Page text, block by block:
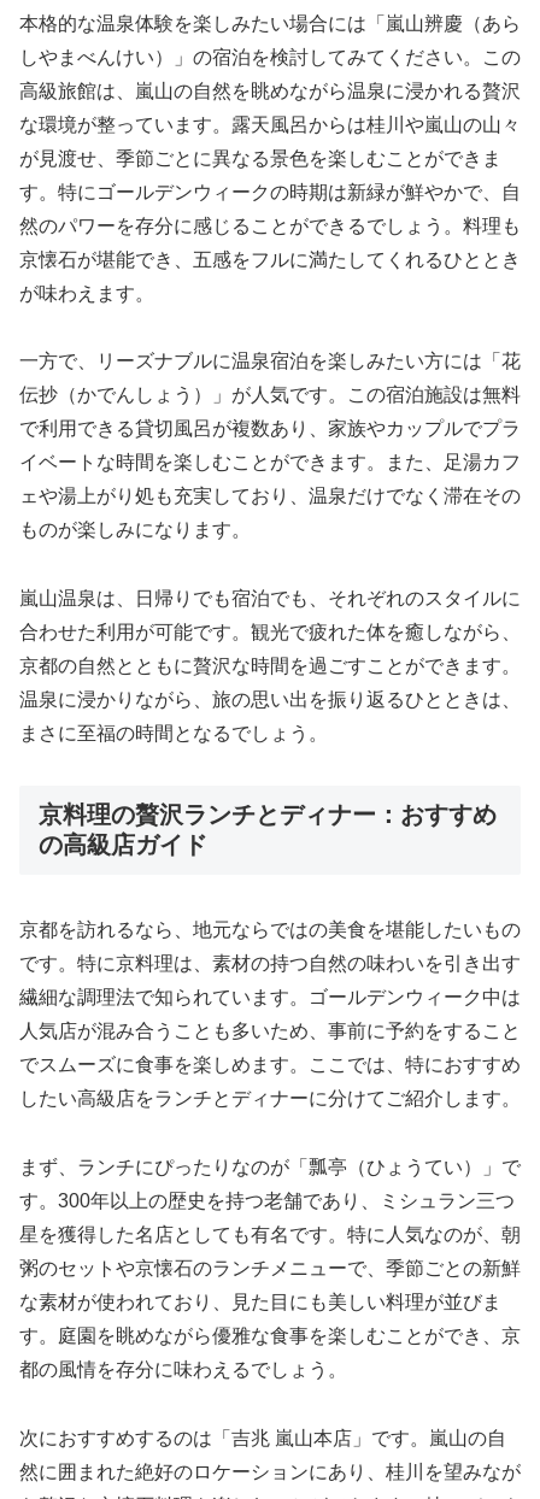
本格的な温泉体験を楽しみたい場合には「嵐山辨慶（あら
しやまべんけい）」の宿泊を検討してみてください。この
高級旅館は、嵐山の自然を眺めながら温泉に浸かれる贅沢
な環境が整っています。露天風呂からは桂川や嵐山の山々
が見渡せ、季節ごとに異なる景色を楽しむことができま
す。特にゴールデンウィークの時期は新緑が鮮やかで、自
然のパワーを存分に感じることができるでしょう。料理も
京懐石が堪能でき、五感をフルに満たしてくれるひととき
が味わえます。
一方で、リーズナブルに温泉宿泊を楽しみたい方には「花
伝抄（かでんしょう）」が人気です。この宿泊施設は無料
で利用できる貸切風呂が複数あり、家族やカップルでプラ
イベートな時間を楽しむことができます。また、足湯カフ
ェや湯上がり処も充実しており、温泉だけでなく滞在その
ものが楽しみになります。
嵐山温泉は、日帰りでも宿泊でも、それぞれのスタイルに
合わせた利用が可能です。観光で疲れた体を癒しながら、
京都の自然とともに贅沢な時間を過ごすことができます。
温泉に浸かりながら、旅の思い出を振り返るひとときは、
まさに至福の時間となるでしょう。
京料理の贅沢ランチとディナー：おすすめ
の高級店ガイド
京都を訪れるなら、地元ならではの美食を堪能したいもの
です。特に京料理は、素材の持つ自然の味わいを引き出す
繊細な調理法で知られています。ゴールデンウィーク中は
人気店が混み合うことも多いため、事前に予約をすること
でスムーズに食事を楽しめます。ここでは、特におすすめ
したい高級店をランチとディナーに分けてご紹介します。
まず、ランチにぴったりなのが「瓢亭（ひょうてい）」で
す。300年以上の歴史を持つ老舗であり、ミシュラン三つ
星を獲得した名店としても有名です。特に人気なのが、朝
粥のセットや京懐石のランチメニューで、季節ごとの新鮮
な素材が使われており、見た目にも美しい料理が並びま
す。庭園を眺めながら優雅な食事を楽しむことができ、京
都の風情を存分に味わえるでしょう。
次におすすめするのは「吉兆 嵐山本店」です。嵐山の自
然に囲まれた絶好のロケーションにあり、桂川を望みなが